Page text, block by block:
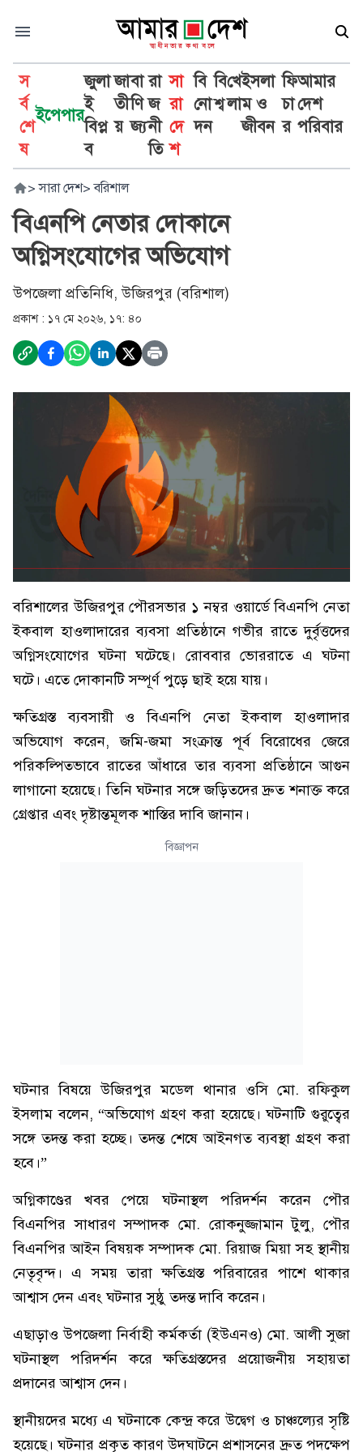
স
র্ব
শে
ষ
ইপেপার
জুলা
ই
বিপ্ল
ব
জা
তী
য়
বা
ণি
জ্য
রা
জ
নী
তি
সা
রা
দে
শ
বি
নো
দন
বি
শ্ব
খে
লা
ইসলা
ম ও
জীবন
ফি
চা
র
আমার
দেশ
পরিবার
> সারা দেশ> বরিশাল
বিএনপি নেতার দোকানে
অগ্নিসংযোগের অভিযোগ
উপজেলা প্রতিনিধি, উজিরপুর (বরিশাল)
প্রকাশ : ১৭ মে ২০২৬, ১৭: ৪০
বরিশালের উজিরপুর পৌরসভার ১ নম্বর ওয়ার্ডে বিএনপি নেতা
ইকবাল হাওলাদারের ব্যবসা প্রতিষ্ঠানে গভীর রাতে দুর্বৃত্তদের
অগ্নিসংযোগের ঘটনা ঘটেছে। রোববার ভোররাতে এ ঘটনা
ঘটে। এতে দোকানটি সম্পূর্ণ পুড়ে ছাই হয়ে যায়।
ক্ষতিগ্রস্ত ব্যবসায়ী ও বিএনপি নেতা ইকবাল হাওলাদার
অভিযোগ করেন, জমি-জমা সংক্রান্ত পূর্ব বিরোধের জেরে
পরিকল্পিতভাবে রাতের আঁধারে তার ব্যবসা প্রতিষ্ঠানে আগুন
লাগানো হয়েছে। তিনি ঘটনার সঙ্গে জড়িতদের দ্রুত শনাক্ত করে
গ্রেপ্তার এবং দৃষ্টান্তমূলক শাস্তির দাবি জানান।
বিজ্ঞাপন
ঘটনার বিষয়ে উজিরপুর মডেল থানার ওসি মো. রফিকুল
ইসলাম বলেন, “অভিযোগ গ্রহণ করা হয়েছে। ঘটনাটি গুরুত্বের
সঙ্গে তদন্ত করা হচ্ছে। তদন্ত শেষে আইনগত ব্যবস্থা গ্রহণ করা
হবে।”
অগ্নিকাণ্ডের খবর পেয়ে ঘটনাস্থল পরিদর্শন করেন পৌর
বিএনপির সাধারণ সম্পাদক মো. রোকনুজ্জামান টুলু, পৌর
বিএনপির আইন বিষয়ক সম্পাদক মো. রিয়াজ মিয়া সহ স্থানীয়
নেতৃবৃন্দ। এ সময় তারা ক্ষতিগ্রস্ত পরিবারের পাশে থাকার
আশ্বাস দেন এবং ঘটনার সুষ্ঠু তদন্ত দাবি করেন।
এছাড়াও উপজেলা নির্বাহী কর্মকর্তা (ইউএনও) মো. আলী সুজা
ঘটনাস্থল পরিদর্শন করে ক্ষতিগ্রস্তদের প্রয়োজনীয় সহায়তা
প্রদানের আশ্বাস দেন।
স্থানীয়দের মধ্যে এ ঘটনাকে কেন্দ্র করে উদ্বেগ ও চাঞ্চল্যের সৃষ্টি
হয়েছে। ঘটনার প্রকৃত কারণ উদঘাটনে প্রশাসনের দ্রুত পদক্ষেপ